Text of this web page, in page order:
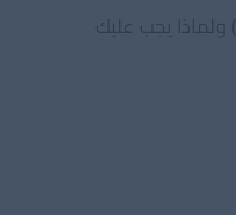
ما هي تقنية لانج تشين (lang chain) ولماذا يجب عليك